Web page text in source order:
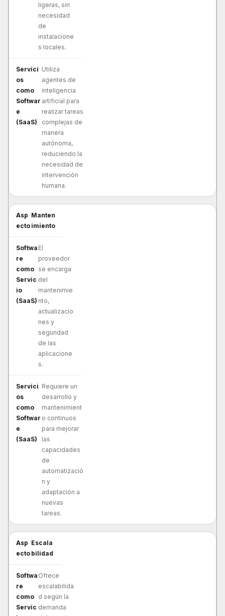
ligeras, sin
necesidad
de
instalacione
s locales.
Utiliza
agentes de
inteligencia
artificial para
realizar tareas
complejas de
manera
autónoma,
reduciendo la
necesidad de
intervención
humana.
Manten
imiento
El
proveedor
se encarga
del
mantenimie
nto,
actualizacio
nes y
seguridad
de las
aplicacione
s.
Requiere un
desarrollo y
mantenimient
o continuos
para mejorar
las
capacidades
de
automatizació
n y
adaptación a
nuevas
tareas.
Escala
bilidad
Ofrece
escalabilida
d según la
demanda